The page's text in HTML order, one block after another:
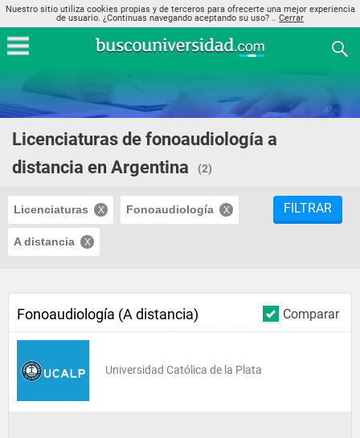
Nuestro sitio utiliza cookies propias y de terceros para ofrecerte una mejor experiencia
de usuario. ¿Continuas navegando aceptando su uso? .. Cerrar
Licenciaturas de fonoaudiología a
distancia en Argentina
(2)
Licenciaturas Fonoaudiología
A distancia
FILTRAR
Comparar
Fonoaudiología (A distancia)
Universidad Católica de la Plata